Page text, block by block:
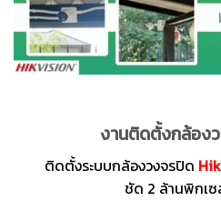
งานติดตั้งกล้อง
ติดตั้งระบบกล้องวงจรปิด Hik
ชัด 2 ล้านพิกเซ